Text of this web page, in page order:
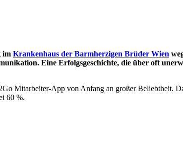
im Krankenhaus der Barmherzigen Brüder Wien
Eine Erfolgsgeschichte, die über oft
Mitarbeiter-App von Anfang an großer Beliebtheit.
60 %.